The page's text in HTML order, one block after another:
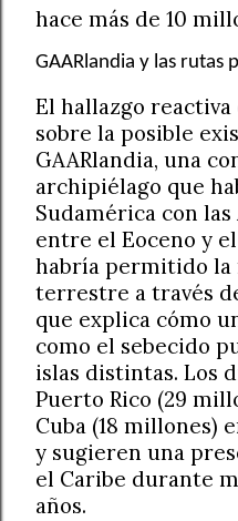
hace más de 10
GAARlandia y las rutas
El hallazgo
sobre la posible
GAARlandia, una
archipiélago que
Sudamérica con
entre el Eoceno y
habría permitido la
terrestre a través
que explica cómo
como el sebecido
islas distintas. Los
Puerto Rico (29
Cuba (18 millones)
y sugieren una
el Caribe durante
años.